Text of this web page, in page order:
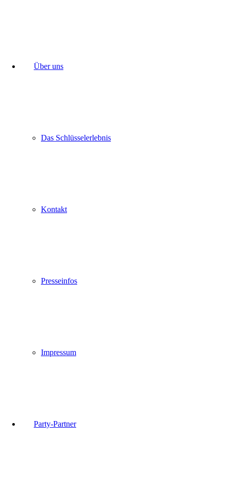
Über uns
Das Schlüsselerlebnis
Kontakt
Presseinfos
Impressum
Party-Partner